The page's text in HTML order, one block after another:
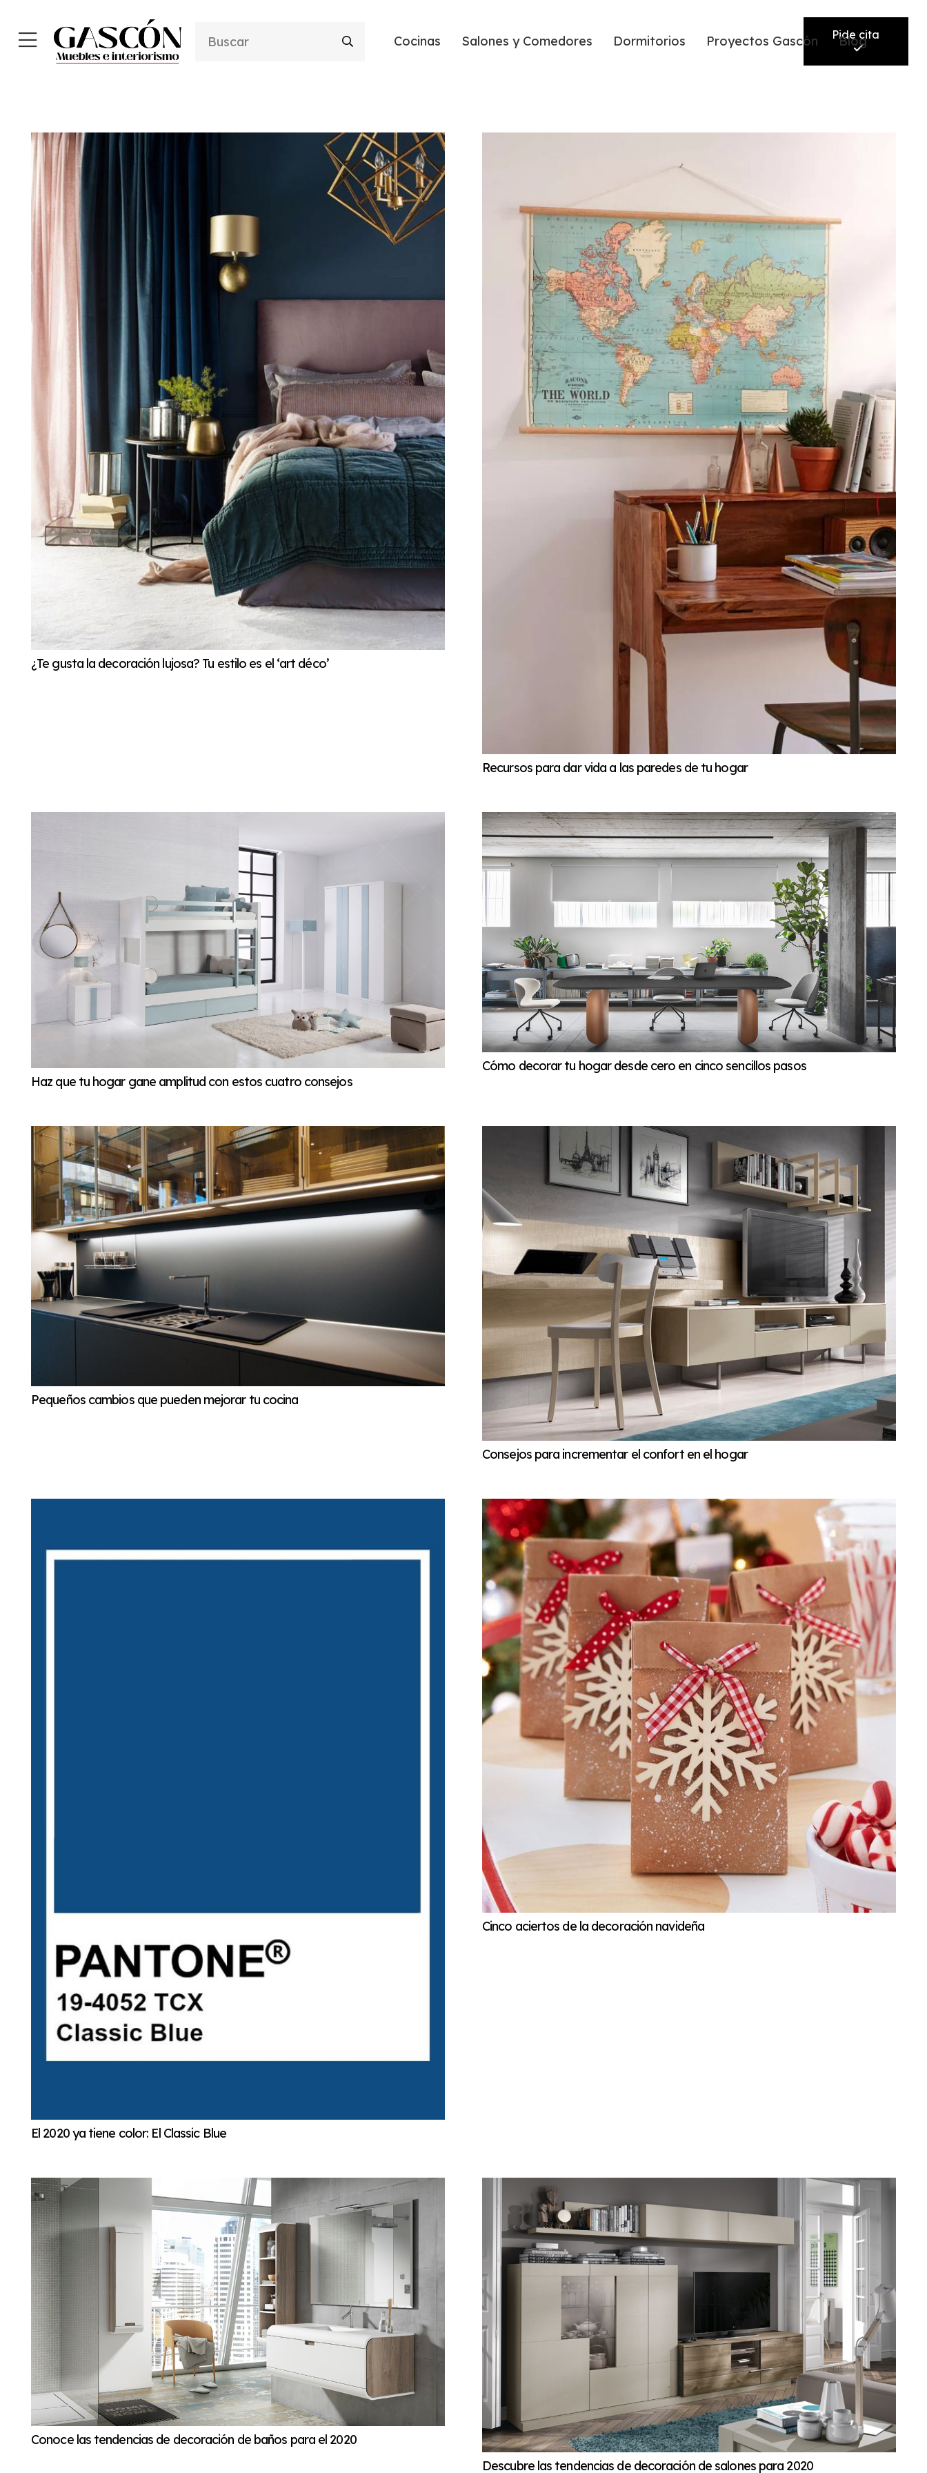
Cocinas Salones y Comedores Dormitorios Proyectos Gascón Blog
Pide cita
¿Te gusta la decoración lujosa? Tu estilo es el ‘art déco’
Recursos para dar vida a las paredes de tu hogar
Haz que tu hogar gane amplitud con estos cuatro consejos
Cómo decorar tu hogar desde cero en cinco sencillos pasos
Pequeños cambios que pueden mejorar tu cocina
Consejos para incrementar el confort en el hogar
El 2020 ya tiene color: El Classic Blue
Cinco aciertos de la decoración navideña
Conoce las tendencias de decoración de baños para el 2020
Descubre las tendencias de decoración de salones para 2020